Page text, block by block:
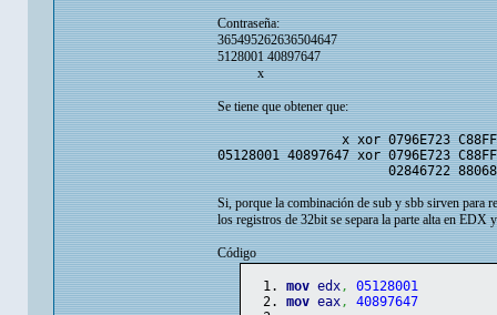
Contraseña:
365495262636504647
5128001 40897647
x
Se tiene que obtener que:
x xor 0796E723 C88FFFC7 =
05128001 40897647 xor 0796E723
02846722 88068980 =
Si, porque la combinación de sub y sbb sirven para
los registros de 32bit se separa la parte alta en EDX
Código
mov edx,
05128001
mov eax,
40897647